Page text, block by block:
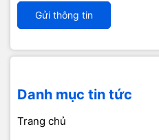
Gửi thông tin
Danh mục tin tức
Trang chủ